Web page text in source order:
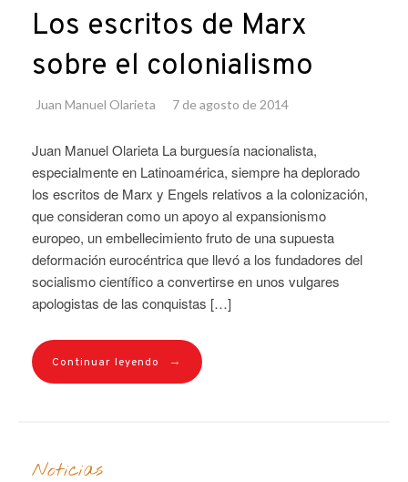
Los escritos de Marx
sobre el colonialismo
Juan Manuel Olarieta 7 de agosto de 2014
Juan Manuel Olarieta La burguesía nacionalista,
especialmente en Latinoamérica, siempre ha deplorado
los escritos de Marx y Engels relativos a la colonización,
que consideran como un apoyo al expansionismo
europeo, un embellecimiento fruto de una supuesta
deformación eurocéntrica que llevó a los fundadores del
socialismo científico a convertirse en unos vulgares
apologistas de las conquistas […]
Continuar leyendo →
Noticias